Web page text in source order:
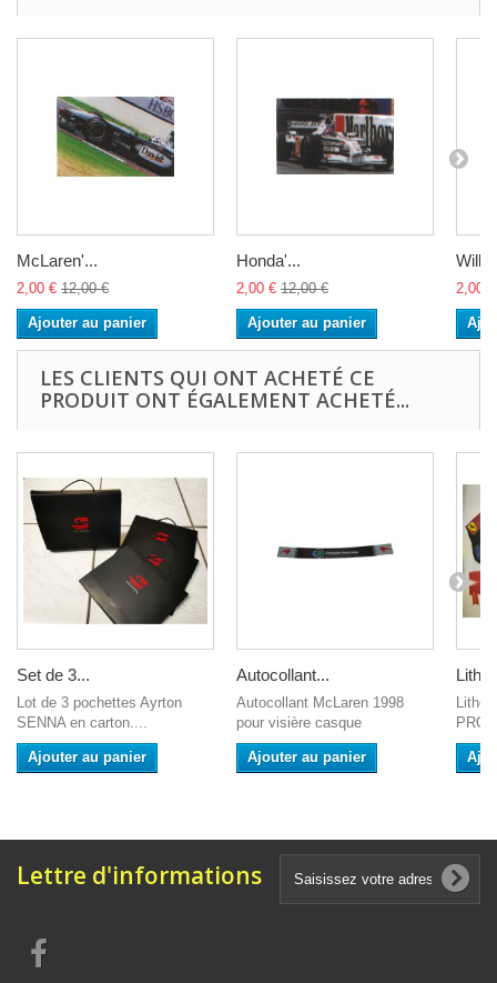
McLaren'...
2,00 € 12,00 €
Ajouter au panier
Honda'...
2,00 € 12,00 €
Ajouter au panier
2,00 €
LES CLIENTS QUI ONT ACHETÉ CE
PRODUIT ONT ÉGALEMENT ACHETÉ...
Set de 3...
Lot de 3 pochettes Ayrton
SENNA en carton....
Ajouter au panier
Autocollant...
Autocollant McLaren 1998
pour visière casque
Ajouter au panier
Lettre d'informations